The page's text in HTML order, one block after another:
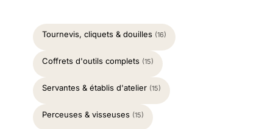
Tournevis, cliquets & douilles (16)
Coffrets d'outils complets (15)
Servantes & établis d'atelier (15)
Perceuses & visseuses (15)